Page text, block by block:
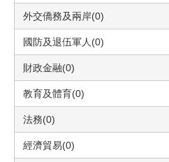
外交僑務及兩岸(0)
國防及退伍軍人(0)
財政金融(0)
教育及體育(0)
法務(0)
經濟貿易(0)